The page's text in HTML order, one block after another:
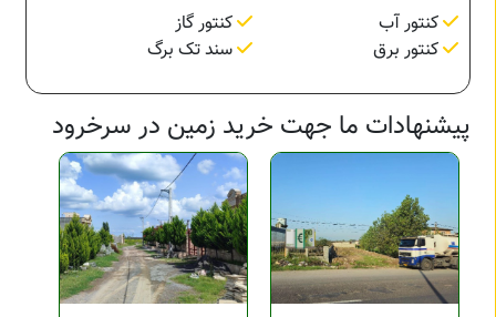
کنتور آب
کنتور گاز
کنتور برق
سند تک برگ
پیشنهادات ما جهت خرید زمین در سرخرود